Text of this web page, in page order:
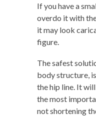
If you have a
overdo it with
it may look
figure.
The safest
body structure,
the hip line. It
the most
not shortening